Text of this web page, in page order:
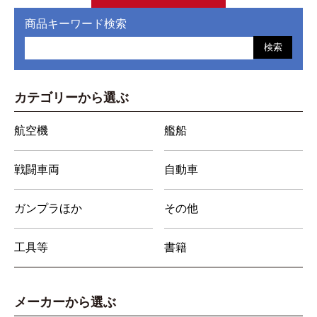
商品キーワード検索
検索
カテゴリーから選ぶ
航空機 艦船
戦闘車両 自動車
ガンプラほか その他
工具等 書籍
メーカーから選ぶ